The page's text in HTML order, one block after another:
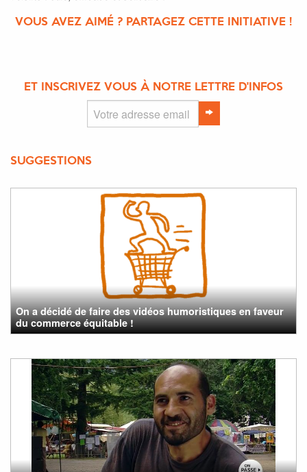
VOUS AVEZ AIMÉ ? PARTAGEZ CETTE INITIATIVE !
ET INSCRIVEZ VOUS À NOTRE LETTRE D'INFOS
SUGGESTIONS
On a décidé de faire des vidéos humoristiques en faveur
du commerce équitable !